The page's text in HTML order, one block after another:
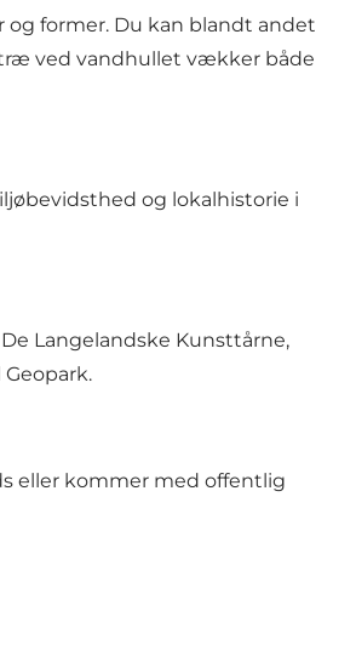
former. Du kan blandt andet
ved vandhullet vækker både
og lokalhistorie i
Langelandske Kunsttårne,
eller kommer med offentlig